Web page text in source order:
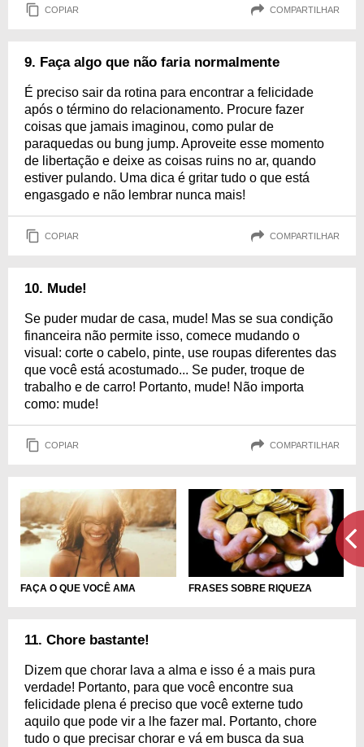
COPIAR COMPARTILHAR
9. Faça algo que não faria normalmente
É preciso sair da rotina para encontrar a felicidade
após o término do relacionamento. Procure fazer
coisas que jamais imaginou, como pular de
paraquedas ou bung jump. Aproveite esse momento
de libertação e deixe as coisas ruins no ar, quando
estiver pulando. Uma dica é gritar tudo o que está
engasgado e não lembrar nunca mais!
COPIAR COMPARTILHAR
10. Mude!
Se puder mudar de casa, mude! Mas se sua condição
financeira não permite isso, comece mudando o
visual: corte o cabelo, pinte, use roupas diferentes das
que você está acostumado... Se puder, troque de
trabalho e de carro! Portanto, mude! Não importa
como: mude!
COPIAR COMPARTILHAR
FAÇA O QUE VOCÊ AMA FRASES SOBRE RIQUEZA
11. Chore bastante!
Dizem que chorar lava a alma e isso é a mais pura
verdade! Portanto, para que você encontre sua
felicidade plena é preciso que você externe tudo
aquilo que pode vir a lhe fazer mal. Portanto, chore
tudo o que precisar chorar e vá em busca da sua